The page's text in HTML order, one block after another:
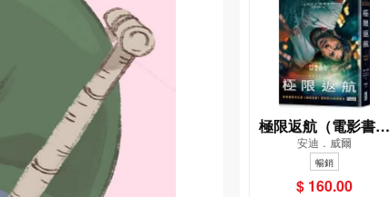
極限返航（電影書衣
典藏版）（獨家收錄
作者訪談）
安迪．威爾
暢銷
$ 160.00